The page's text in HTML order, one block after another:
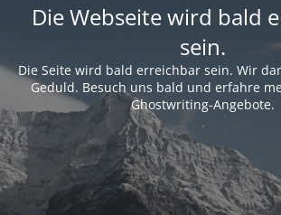
Die Webseite wird bald
sein.
Die Seite wird bald erreichbar sein. Wir
Geduld. Besuch uns bald und erfahre
Ghostwriting-Angebote.